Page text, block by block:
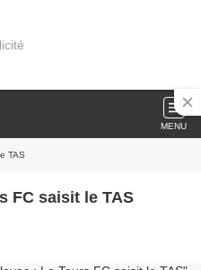
MENU
TAS
FC saisit le TAS